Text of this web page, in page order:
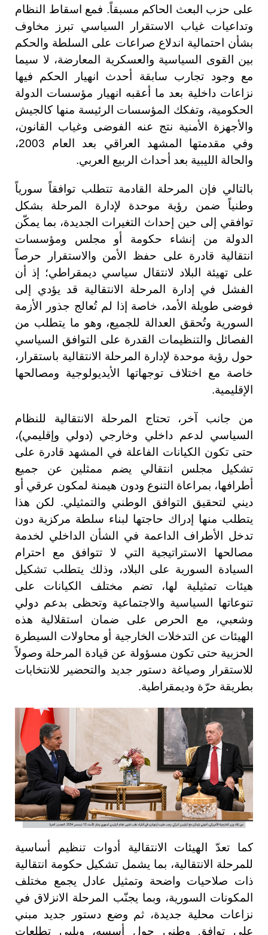
على حزب البعث الحاكم مسبقاً. فمع اسقاط النظام
وتداعيات غياب الاستقرار السياسي تبرز مخاوف
بشأن احتمالية اندلاع صراعات على السلطة والحكم
بين القوى السياسية والعسكرية المعارضة، لا سيما
مع وجود تجارب سابقة أحدث انهيار الحكم فيها
نزاعات داخلية بعد ما أعقبه انهيار مؤسسات الدولة
الحكومية، وتفكك المؤسسات الرئيسة منها كالجيش
والأجهزة الأمنية نتج عنه الفوضى وغياب القانون،
وفي مقدمتها المشهد العراقي بعد العام 2003،
والحالة الليبية بعد أحداث الربيع العربي.
بالتالي فإن المرحلة القادمة تتطلب توافقاً سورياً
وطنياً ضمن رؤية موحدة لإدارة المرحلة بشكل
توافقي إلى حين إحداث التغيرات الجديدة، بما يمكّن
الدولة من إنشاء حكومة أو مجلس ومؤسسات
انتقالية قادرة على حفظ الأمن والاستقرار حرصاً
على تهيئة البلاد لانتقال سياسي ديمقراطي؛ إذ أن
الفشل في إدارة المرحلة الانتقالية قد يؤدي إلى
فوضى طويلة الأمد، خاصة إذا لم تُعالج جذور الأزمة
السورية وتُحقق العدالة للجميع، وهو ما يتطلب من
الفصائل والتنظيمات القدرة على التوافق السياسي
حول رؤية موحدة لإدارة المرحلة الانتقالية باستقرار،
خاصة مع اختلاف توجهاتها الأيديولوجية ومصالحها
الإقليمية.
من جانب آخر، تحتاج المرحلة الانتقالية للنظام
السياسي لدعم داخلي وخارجي (دولي وإقليمي)،
حتى تكون الكيانات الفاعلة في المشهد قادرة على
تشكيل مجلس انتقالي يضم ممثلين عن جميع
أطرافها، بمراعاة التنوع ودون هيمنة لمكون عرقي أو
ديني لتحقيق التوافق الوطني والتمثيلي. لكن هذا
يتطلب منها إدراك حاجتها لبناء سلطة مركزية دون
تدخل الأطراف الداعمة في الشأن الداخلي لخدمة
مصالحها الاستراتيجية التي لا تتوافق مع احترام
السيادة السورية على البلاد، وذلك يتطلب تشكيل
هيئات تمثيلية لها، تضم مختلف الكيانات على
تنوعاتها السياسية والاجتماعية وتحظى بدعم دولي
وشعبي، مع الحرص على ضمان استقلالية هذه
الهيئات عن التدخلات الخارجية أو محاولات السيطرة
الحزبية حتى تكون مسؤولة عن قيادة المرحلة وصولاً
للاستقرار وصياغة دستور جديد والتحضير للانتخابات
بطريقة حرّة وديمقراطية.
كما تعدّ الهيئات الانتقالية أدوات تنظيم أساسية
للمرحلة الانتقالية، بما يشمل تشكيل حكومة انتقالية
ذات صلاحيات واضحة وتمثيل عادل يجمع مختلف
المكونات السورية، وبما يجنّب المرحلة الانزلاق في
نزاعات محلية جديدة، ثم وضع دستور جديد مبني
على توافق وطني حول أسسه، ويلبي تطلعات